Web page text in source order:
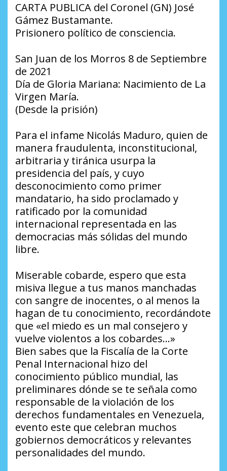
CARTA PUBLICA del Coronel (GN) José
Gámez Bustamante.
Prisionero político de consciencia.
San Juan de los Morros 8 de Septiembre
de 2021
Día de Gloria Mariana: Nacimiento de La
Virgen María.
(Desde la prisión)
Para el infame Nicolás Maduro, quien de
manera fraudulenta, inconstitucional,
arbitraria y tiránica usurpa la
presidencia del país, y cuyo
desconocimiento como primer
mandatario, ha sido proclamado y
ratificado por la comunidad
internacional representada en las
democracias más sólidas del mundo
libre.
Miserable cobarde, espero que esta
misiva llegue a tus manos manchadas
con sangre de inocentes, o al menos la
hagan de tu conocimiento, recordándote
que «el miedo es un mal consejero y
vuelve violentos a los cobardes…»
Bien sabes que la Fiscalía de la Corte
Penal Internacional hizo del
conocimiento público mundial, las
preliminares dónde se te señala como
responsable de la violación de los
derechos fundamentales en Venezuela,
evento este que celebran muchos
gobiernos democráticos y relevantes
personalidades del mundo.